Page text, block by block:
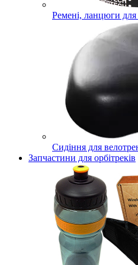
Ремені, ланцюги для
Сидіння для
Запчастини для орбітреків